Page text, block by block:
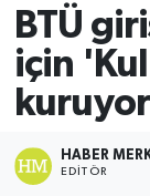
BTÜ
için
kuruyor
HABER
EDITÖR
SİYASET
EĞİTİM
SAĞLIK
Süper Lig
Tüm
Son
Haber